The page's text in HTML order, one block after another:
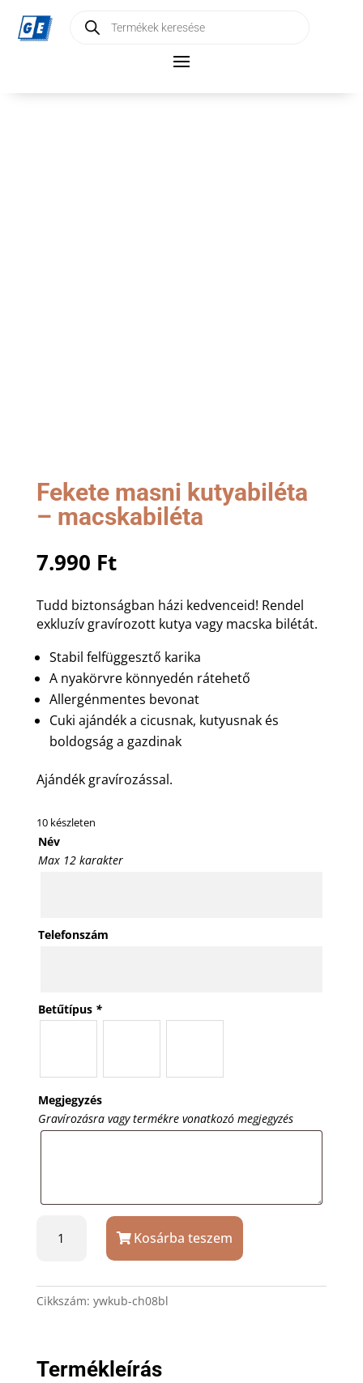
search
Fekete masni kutyabiléta
– macskabiléta
7.990 Ft
Tudd biztonságban házi kedvenceid! Rendel
exkluzív gravírozott kutya vagy macska bilétát.
Stabil felfüggesztő karika
A nyakörvre könnyedén rátehető
Allergénmentes bevonat
Cuki ajándék a cicusnak, kutyusnak és
boldogság a gazdinak
Ajándék gravírozással.
10 készleten
Név
Max 12 karakter
Telefonszám
Betűtípus *
Megjegyzés
Gravírozásra vagy termékre vonatkozó megjegyzés
masni
macskabiléta
Kosárba teszem
Cikkszám: ywkub-ch08bl
Termékleírás